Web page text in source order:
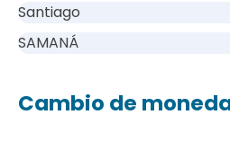
Santiago
SAMANÁ
Cambio de